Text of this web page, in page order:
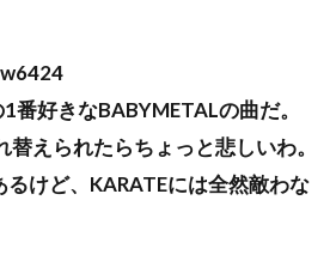
番好きなBABYMETALの曲だ。
替えられたらちょっと悲しいわ。
けど、KARATEには全然敵わな